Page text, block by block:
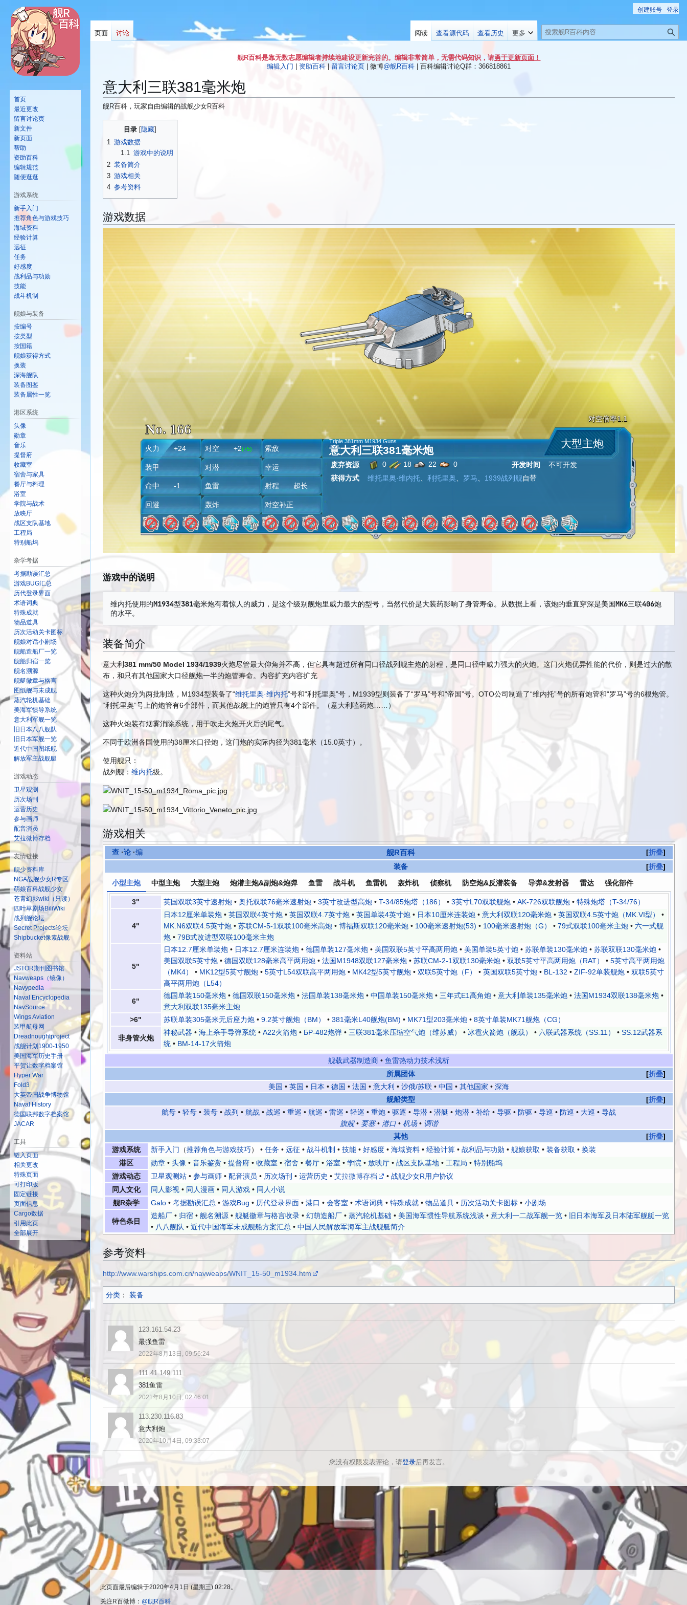
舰R百科是靠无数志愿编辑者持续地建设更新完善的。编辑非常简单，无需代码知识，请勇于更新页面！
编辑入门
资助百科 留言讨论页 | 微博@舰R百科 | 百科编辑讨论Q群：366818861
意大利三联381毫米炮
舰R百科，玩家自由编辑的战舰少女R百科
目录
1 游戏数据
1.1 游戏中的说明
2 装备简介
3 游戏相关
4 参考资料
游戏数据
No. 166
Triple 381mm M1934 Guns
意大利三联381毫米炮
大型主炮
火力 +24
装甲
命中 -1
回避
对空 +2(+5)
对潜
鱼雷
轰炸
索敌
幸运
射程 超长
对空补正
废弃资源 0 18 22 0 开发时间
不可开发
获得方式
维托里奥·维内托、 利托里奥 罗马 1939战列舰自带
对空倍率1.1
游戏中的说明
维内托使用的M1934型381毫米炮有着惊人的威力，是这个级别舰炮里威力最大的型号，当然代价是大装药影响了身管寿命。从数据上看，该炮的垂直穿深是美国MK6三联406炮
装备简介
意大利381 mm/50 Model 1934/1939火炮尽管最大仰角并不高，但它具有超过所有同口径战列舰主炮的射程，是同口径中威力强大的火炮。这门火炮优异性能的代价，则是过大的散
布，和只有其他国家大口径舰炮一半的炮管寿命。内容扩充内容扩充
这种火炮分为两批制造，M1934型装备了“维托里奥·维内托”号和“利托里奥”号，M1939型则装备了“罗马”号和“帝国”号。OTO公司制造了“维内托”号的所有炮管和“罗马”号的6根炮管。
“利托里奥”号上的炮管有6个部件，而其他战舰上的炮管只有4个部件。（意大利嗑药炮……）
这种火炮装有烟雾消除系统，用于吹走火炮开火后的尾气。
不同于欧洲各国使用的38厘米口径炮，这门炮的实际内径为381毫米（15.0英寸）。
使用舰只：
战列舰： 维内托级。
游戏相关
折叠
查 ·论 ·编 舰R百科
折叠
装备
小型主炮
中型主炮 大型主炮 炮潜主炮&副炮&炮弹 鱼雷 战斗机 鱼雷机 轰炸机 侦察机 防空炮&反潜装备 导弹&发射器 雷达 强化部件
3" 英国双联3英寸速射炮 • 奥托双联76毫米速射炮 • 3英寸改进型高炮 • T-34/85炮塔（186） • 3英寸L70双联舰炮 • AK-726双联舰炮 • 特殊炮塔（T-34/76）
4"
日本12厘米单装炮 • 英国双联4英寸炮 • 英国双联4.7英寸炮 • 英国单装4英寸炮 • 日本10厘米连装炮 • 意大利双联120毫米炮 • 英国双联4.5英寸炮（MK.VI型）
•
MK.N6双联4.5英寸炮 • 苏联СМ-5-1双联100毫米高炮 • 博福斯双联120毫米炮 • 100毫米速射炮(53) • 100毫米速射炮（G） • 79式双联100毫米主炮 • 六一式舰
炮 • 79B式改进型双联100毫米主炮
5"
日本12.7厘米单装炮 • 日本12.7厘米连装炮 • 德国单装127毫米炮 • 美国双联5英寸平高两用炮 • 美国单装5英寸炮 • 苏联单装130毫米炮 • 苏联双联130毫米炮 •
美国双联5英寸炮 • 德国双联128毫米高平两用炮 • 法国M1948双联127毫米炮 • 苏联СМ-2-1双联130毫米炮 • 双联5英寸平高两用炮（RAT） • 5英寸高平两用炮
（MK4）
• MK12型5英寸舰炮 • 5英寸L54双联高平两用炮 • MK42型5英寸舰炮 • 双联5英寸炮（F） • 英国双联5英寸炮 • BL-132 • ZIF-92单装舰炮 • 双联5英寸
高平两用炮（L54）
6"
德国单装150毫米炮 • 德国双联150毫米炮 • 法国单装138毫米炮 • 中国单装150毫米炮 • 三年式E1高角炮 • 意大利单装135毫米炮 • 法国M1934双联138毫米炮 •
意大利双联135毫米主炮
>6"
苏联单装305毫米无后座力炮 • 9.2英寸舰炮（BM） • 381毫米L40舰炮(BM) • MK71型203毫米炮 • 8英寸单装MK71舰炮（CG）
非身管火炮
神秘武器 • 海上杀手导弹系统 • A22火箭炮 • БР-482炮弹 • 三联381毫米压缩空气炮（维苏威） • 冰雹火箭炮（舰载） • 六联武器系统（SS.11） • SS.12武器系
统 • BM-14-17火箭炮
舰载武器制造商 • 鱼雷热动力技术浅析
折叠
所属团体
美国 • 英国 • 日本 • 德国 • 法国 • 意大利 • 沙俄/苏联 • 中国 • 其他国家 • 深海
折叠
舰船类型
航母 • 轻母 • 装母 • 战列 • 航战 • 战巡 • 重巡 • 航巡 • 雷巡 • 轻巡 • 重炮 • 驱逐 • 导潜 • 潜艇 • 炮潜 • 补给 • 导驱 • 防驱 • 导巡 • 防巡 • 大巡 • 导战
旗舰• 要塞• 港口• 机场• 调谐
折叠
其他
游戏系统
新手入门 （推荐角色与游戏技巧） • 任务 • 远征 • 战斗机制 • 技能• 好感度• 海域资料• 经验计算• 战利品与功勋 • 舰娘获取 • 装备获取 • 换装
港区
勋章• 头像• 音乐鉴赏• 提督府• 收藏室 • 宿舍 • 餐厅• 浴室 • 学院• 放映厅• 战区支队基地• 工程局 • 特别船坞
游戏动态
卫星观测站• 参与画师• 配音演员 • 历次场刊 • 运营历史 • 艾拉微博存档 • 战舰少女R用户协议
同人文化
同人影视• 同人漫画• 同人游戏• 同人小说
舰R杂学
Galo• 考据勘误汇总 • 游戏Bug • 历代登录界面• 港口 • 会客室 • 术语词典• 特殊成就• 物品道具• 历次活动关卡图标• 小剧场
特色条目
造船厂• 归宿• 舰名溯源• 舰艇徽章与格言收录• 幻萌造船厂• 蒸汽轮机基础 • 美国海军惯性导航系统浅谈 • 意大利一二战军舰一览• 旧日本海军及日本陆军舰艇一览
• 八八舰队 • 近代中国海军未成舰船方案汇总 • 中国人民解放军海军主战舰艇简介
参考资料
http://www.warships.com.cn/navweaps/WNIT_15-50_m1934.htm
分类 ：​ 装备
123.161.54.23
最强鱼雷
2022年8月13日, 09:56:24
111.41.149.111
381鱼雷
2021年8月10日, 02:46:01
113.230.116.83
意大利炮
2020年10月4日, 09:33:07
您没有权限发表评论，请登录后再发言。
创建账号 登录
页面 讨论 阅读 查看源代码 查看历史 更多
搜
索
首页
最近更改
留言讨论页
新文件
新页面
帮助
资助百科
编辑规范
随便逛逛
游戏系统
新手入门
推荐角色与游戏技巧
海域资料
经验计算
远征
任务
好感度
战利品与功勋
技能
战斗机制
舰娘与装备
按编号
按类型
按国籍
舰娘获得方式
换装
深海舰队
装备图鉴
装备属性一览
港区系统
头像
勋章
音乐
提督府
收藏室
宿舍与家具
餐厅与料理
浴室
学院与战术
放映厅
战区支队基地
工程局
特别船坞
杂学考据
考据勘误汇总
游戏BUG汇总
历代登录界面
术语词典
特殊成就
物品道具
历次活动关卡图标
舰娘对话小剧场
舰船造船厂一览
舰船归宿一览
舰名溯源
舰艇徽章与格言
图纸舰与未成舰
蒸汽轮机基础
美海军惯导系统
意大利军舰一览
旧日本八八舰队
旧日本军舰一览
近代中国图纸舰
解放军主战舰艇
游戏动态
卫星观测
历次场刊
运营历史
参与画师
配音演员
艾拉微博存档
友情链接
舰少资料库
NGA战舰少女R专区
萌娘百科战舰少女
苍青幻影wiki（只读）
四叶草剧场BiliWiki
战列舰论坛
Secret Projects论坛
Shipbucket像素战舰
资料站
JSTOR期刊图书馆
Navweaps（镜像）
Navypedia
Naval Encyclopedia
NavSource
Wings Aviation
装甲航母网
Dreadnoughtproject
战舰计划1900-1950
美国海军历史手册
平贺让数字档案馆
Hyper War
Fold3
大英帝国战争博物馆
Naval History
德国联邦数字档案馆
JACAR
工具
链入页面
相关更改
特殊页面
可打印版
固定链接
页面信息
Cargo数据
引用此页
全部展开
此页面最后编辑于2020年4月1日 (星期三) 02:28。
关注R百微博： @舰R百科